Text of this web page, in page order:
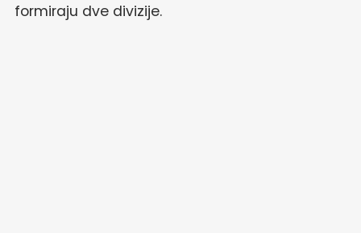
formiraju dve divizije.